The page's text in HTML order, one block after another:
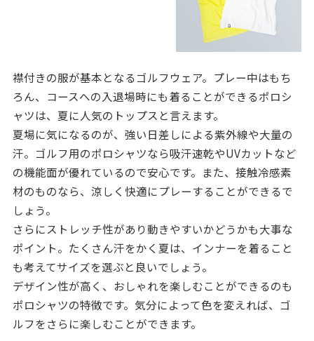
襟付きの服が基本となるゴルフウェア。プレー中はもち
ろん、コースへの入退場時にも着ることができるポロシ
ャツは、夏に人気のトップスと言えます。
夏場に気になるのが、強い日差しによる紫外線や大量の
汗。ゴルフ用のポロシャツなら吸汗速乾やUVカットなど
の機能面が優れているので安心です。また、接触冷感素
材のものなら、涼しく快適にプレーすることができるで
しょう。
さらにストレッチ性があり動きやすいかどうかも大事な
ポイント。たくさん汗をかく夏は、インナーを着ること
も考えてサイズを選ぶと良いでしょう。
デザイン性が高く、おしゃれを楽しむことができるのも
ポロシャツの特徴です。気分によって色を変えれば、ゴ
ルフをさらに楽しむことができます。